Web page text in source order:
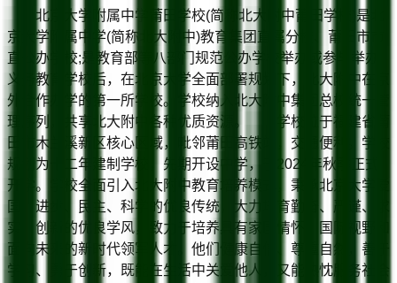
北京大学附属中学莆田学校(简称北大附中莆田学校)是北
京大学附属中学(简称北大附中)教育集团直属分校、莆田市市
直公办学校;是教育部等八部门规范公办学校举办或参与举办
义务教育学校后，在北京大学全面部署规划下，北大附中在京
外合作办学的第一所学校。学校纳入北大附中集团总校统一管
理序列，共享北大附中各种优质资源。 学校位于福建省莆
田市木兰溪新区核心区域，毗邻莆田高铁站，交通便利。学校
规划为十二年建制学校，先期开设中学，于2024年秋季正式
开学。学校全面引入北大附中教育培养模式，秉承北京大学爱
国、进步、民主、科学的优良传统，大力培育勤奋、严谨、求
实、创新的优良学风，致力于培养具有家国情怀、国际视野和
面向未来的新时代领军人才。他们健康自信、尊重自然，善于
学习、勇于创新，既能在生活中关爱他人，又能热忱服务社会